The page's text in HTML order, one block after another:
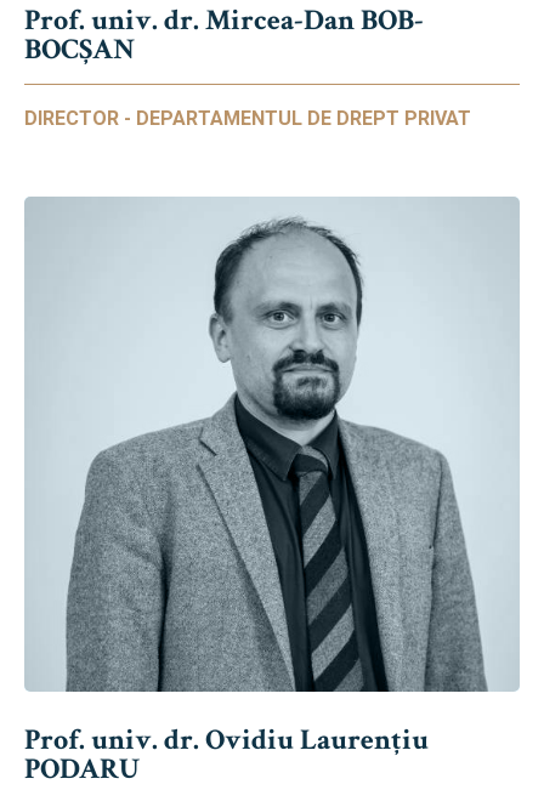
Prof. univ. dr. Mircea-Dan BOB-
BOCȘAN
DIRECTOR - DEPARTAMENTUL DE DREPT PRIVAT
Prof. univ. dr. Ovidiu Laurențiu
PODARU